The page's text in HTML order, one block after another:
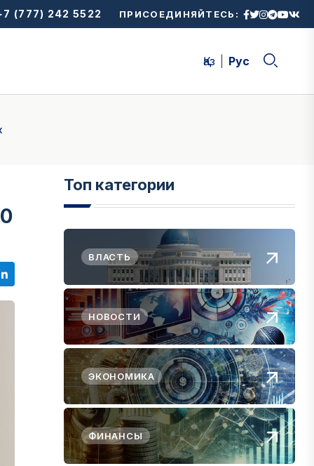
(777) 242 5522 ПРИСОЕДИНЯЙТЕСЬ:
Қаз Рус
Топ категории
ВЛАСТЬ
НОВОСТИ
ЭКОНОМИКА
ФИНАНСЫ